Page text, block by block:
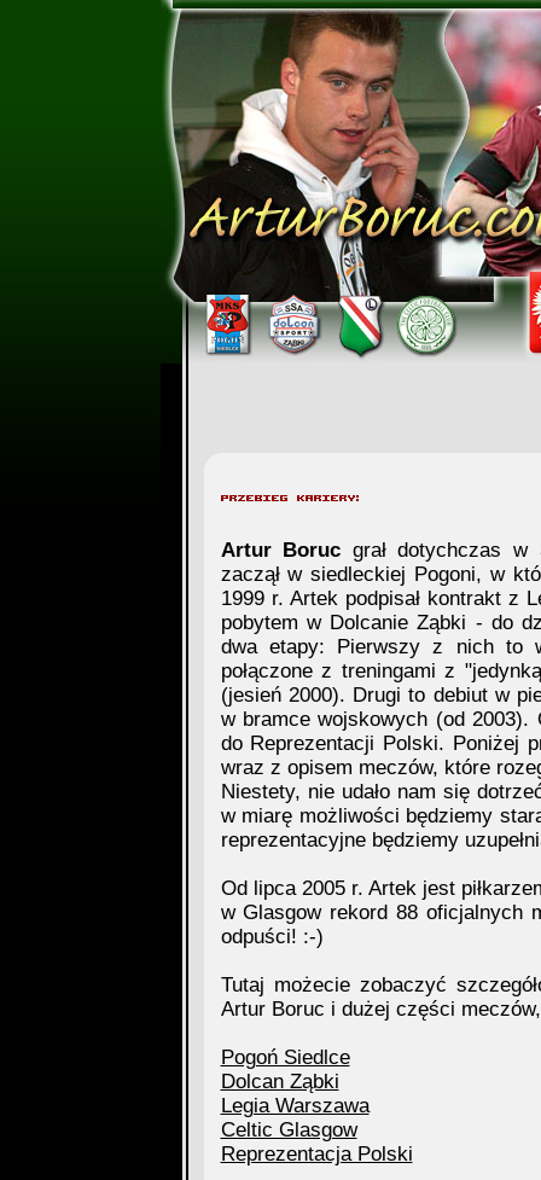
Artur Boruc grał dotychczas
zaczął w siedleckiej Pogoni, w
1999 r. Artek podpisał kontrakt z
pobytem w Dolcanie Ząbki - do
dwa etapy: Pierwszy z nich to
połączone z treningami z
(jesień 2000). Drugi to debiut w
w bramce wojskowych (od 2003).
do Reprezentacji Polski. Poniżej
wraz z opisem meczów, które
Niestety, nie udało nam się
w miarę możliwości będziemy
reprezentacyjne będziemy
Od lipca 2005 r. Artek jest
w Glasgow rekord 88 oficjalnych
odpuści! :-)
Tutaj możecie zobaczyć
Artur Boruc i dużej części
Pogoń Siedlce
Dolcan Ząbki
Legia Warszawa
Celtic Glasgow
Reprezentacja Polski